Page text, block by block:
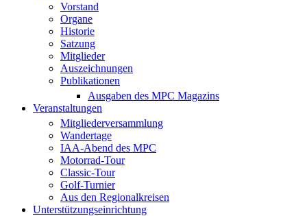
Vorstand
Organe
Historie
Satzung
Mitglieder
Auszeichnungen
Publikationen
Ausgaben des MPC Magazins
Veranstaltungen
Mitgliederversammlung
Wandertage
IAA-Abend des MPC
Motorrad-Tour
Classic-Tour
Golf-Turnier
Aus den Regionalkreisen
Unterstützungseinrichtung